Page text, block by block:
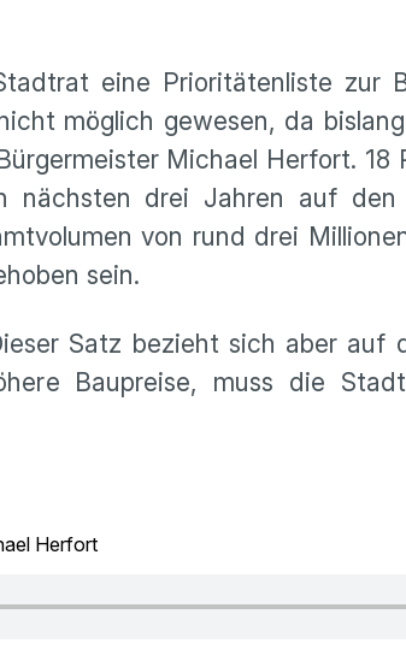
eine Prioritätenliste zur
möglich gewesen, da
Michael Herfort. 18
nächsten drei Jahren auf den
von rund drei
sein.
Satz bezieht sich aber auf
Baupreise, muss die
Herfort